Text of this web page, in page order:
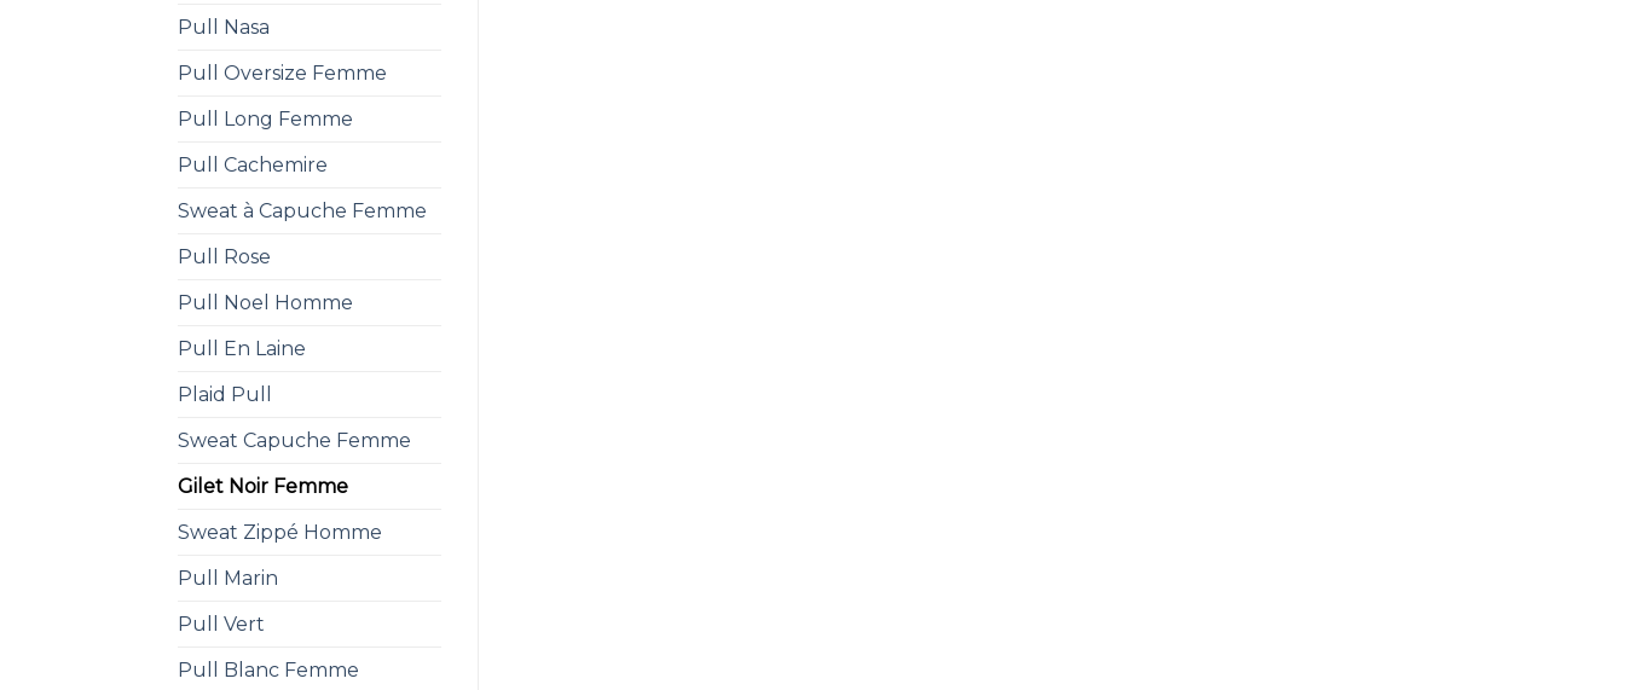
Pull Nasa
Pull Oversize Femme
Pull Long Femme
Pull Cachemire
Sweat à Capuche Femme
Pull Rose
Pull Noel Homme
Pull En Laine
Plaid Pull
Sweat Capuche Femme
Gilet Noir Femme
Sweat Zippé Homme
Pull Marin
Pull Vert
Pull Blanc Femme